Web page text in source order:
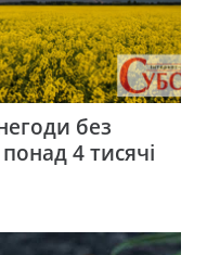
без
4 тисячі